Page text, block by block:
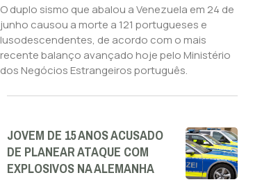
O duplo sismo que abalou a Venezuela em 24 de
junho causou a morte a 121 portugueses e
lusodescendentes, de acordo com o mais
recente balanço avançado hoje pelo Ministério
dos Negócios Estrangeiros português.
JOVEM DE 15 ANOS ACUSADO
DE PLANEAR ATAQUE COM
EXPLOSIVOS NA ALEMANHA